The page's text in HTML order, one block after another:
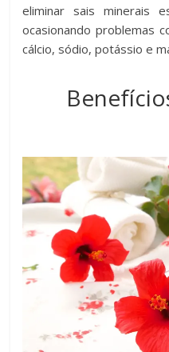
eliminar sais minerais
ocasionando problemas
cálcio, sódio, potássio e